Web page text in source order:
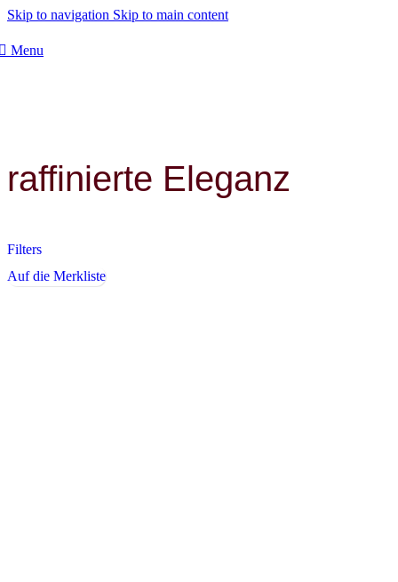
Skip to navigation Skip to main content
Menu
raffinierte Eleganz
Filters
Auf die Merkliste